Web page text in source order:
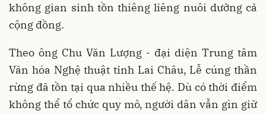
không gian sinh tồn thiêng liêng nuôi dưỡng cả
cộng đồng.
Theo ông Chu Văn Lượng - đại diện Trung tâm
Văn hóa Nghệ thuật tỉnh Lai Châu, Lễ cúng thần
rừng đã tồn tại qua nhiều thế hệ. Dù có thời điểm
không thể tổ chức quy mô, người dân vẫn gìn giữ